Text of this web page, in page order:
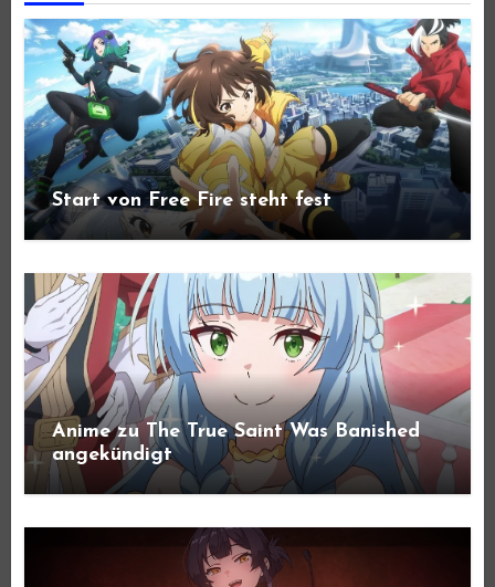
Start von Free Fire steht fest
Anime zu The True Saint Was Banished
angekündigt